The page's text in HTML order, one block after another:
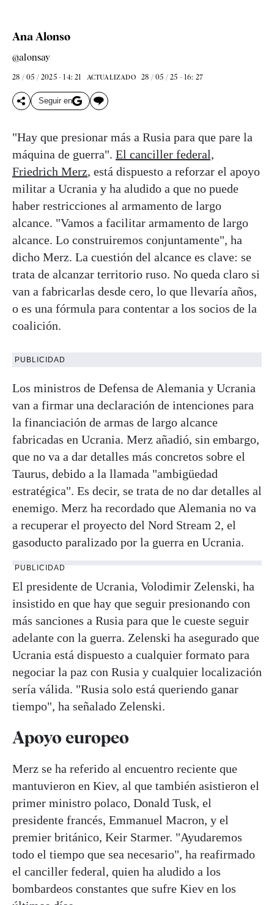
Ana Alonso
@alonsay
28 / 05 / 2025 - 14: 21 ACTUALIZADO 28 / 05 / 25 - 16: 27
Seguir en
"Hay que presionar más a Rusia para que pare la
máquina de guerra". El canciller federal,
Friedrich Merz, está dispuesto a reforzar el apoyo
militar a Ucrania y ha aludido a que no puede
haber restricciones al armamento de largo
alcance. "Vamos a facilitar armamento de largo
alcance. Lo construiremos conjuntamente", ha
dicho Merz. La cuestión del alcance es clave: se
trata de alcanzar territorio ruso. No queda claro si
van a fabricarlas desde cero, lo que llevaría años,
o es una fórmula para contentar a los socios de la
coalición.
PUBLICIDAD
Los ministros de Defensa de Alemania y Ucrania
van a firmar una declaración de intenciones para
la financiación de armas de largo alcance
fabricadas en Ucrania. Merz añadió, sin embargo,
que no va a dar detalles más concretos sobre el
Taurus, debido a la llamada "ambigüedad
estratégica". Es decir, se trata de no dar detalles al
enemigo. Merz ha recordado que Alemania no va
a recuperar el proyecto del Nord Stream 2, el
gasoducto paralizado por la guerra en Ucrania.
PUBLICIDAD
El presidente de Ucrania, Volodimir Zelenski, ha
insistido en que hay que seguir presionando con
más sanciones a Rusia para que le cueste seguir
adelante con la guerra. Zelenski ha asegurado que
Ucrania está dispuesto a cualquier formato para
negociar la paz con Rusia y cualquier localización
sería válida. "Rusia solo está queriendo ganar
tiempo", ha señalado Zelenski.
Apoyo europeo
Merz se ha referido al encuentro reciente que
mantuvieron en Kiev, al que también asistieron el
primer ministro polaco, Donald Tusk, el
presidente francés, Emmanuel Macron, y el
premier británico, Keir Starmer. "Ayudaremos
todo el tiempo que sea necesario", ha reafirmado
el canciller federal, quien ha aludido a los
bombardeos constantes que sufre Kiev en los